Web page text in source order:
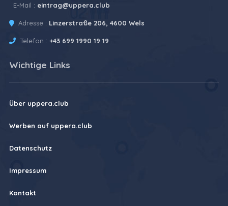
E-Mail : eintrag@uppera.club
Adresse : Linzerstraße 206, 4600 Wels
Telefon : +43 699 1990 19 19
Wichtige Links
Über uppera.club
Werben auf uppera.club
Datenschutz
Impressum
Kontakt